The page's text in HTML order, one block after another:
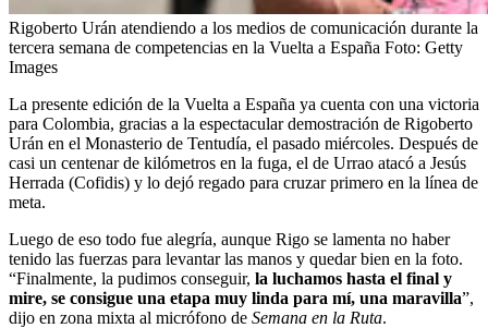
Rigoberto Urán atendiendo a los medios de comunicación durante la
tercera semana de competencias en la Vuelta a España Foto: Getty
Images
La presente edición de la Vuelta a España ya cuenta con una victoria
para Colombia, gracias a la espectacular demostración de Rigoberto
Urán en el Monasterio de Tentudía, el pasado miércoles. Después de
casi un centenar de kilómetros en la fuga, el de Urrao atacó a Jesús
Herrada (Cofidis) y lo dejó regado para cruzar primero en la línea de
meta.
Luego de eso todo fue alegría, aunque Rigo se lamenta no haber
tenido las fuerzas para levantar las manos y quedar bien en la foto.
“Finalmente, la pudimos conseguir, la luchamos hasta el final y
mire, se consigue una etapa muy linda para mí, una maravilla”,
dijo en zona mixta al micrófono de Semana en la Ruta.